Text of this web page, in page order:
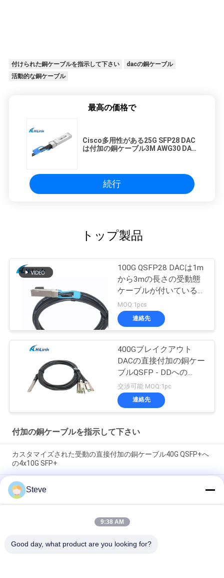
付けられた銅ケーブルを指示して下さい
dacの銅ケーブル
活動的な銅ケーブル
最高の価格で
Cisco多用性がある25G SFP28 DAC
は付加の銅ケーブル3M AWG30 DAC
続行
トップ製品
100G QSFP28 DACは1m
から3mの長さの受動態
ケーブルが付いている付
加の銅ケーブルを指示し
ます
MOQ:1pcs
連絡先
400Gブレイクアウト
DACの直接付加の銅ケー
ブルQSFP - DDへの
8*50G 3M
交渉可能 MOQ:1pc
連絡先
付加の銅ケーブルを指示して下さい
カスタマイズされた受動の直接付加の銅ケーブル40G QSFP+へ
の4x10G SFP+
ブランド互換 200G QSFP56 パッシブダイレクトアタッチカッ
パーツインアックスケーブル 2M PVC QSFP56 200G DACケーブ
ル
40G QSFP+ から 4*10G SFP+ 5M 10G/40Gigabit イーサネット
Steve
9:38 AM
Good day, what product are you looking for?